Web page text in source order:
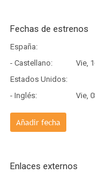
Fechas de estrenos
España:
- Castellano:
Vie,
Estados Unidos:
- Inglés:
Vie,
Añadir fecha
Enlaces externos